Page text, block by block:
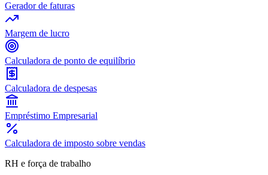
Gerador de faturas
Margem de lucro
Calculadora de ponto de equilíbrio
Calculadora de despesas
Empréstimo Empresarial
Calculadora de imposto sobre vendas
RH e força de trabalho